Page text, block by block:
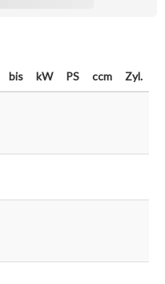
bis kW PS ccm Zyl.